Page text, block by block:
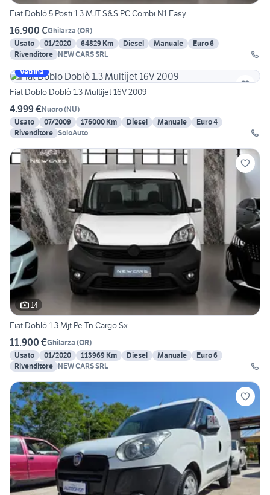
Fiat Doblò 5 Posti 1.3 MJT S&S PC Combi N1 Easy
16.900 €Ghilarza (OR)
Usato
01/2020 64829 Km Diesel Manuale
Euro 6
Rivenditore NEW CARS SRL
Vetrina
Fiat Doblo Doblò 1.3 Multijet 16V 2009
4.999 €Nuoro(NU)
Usato
07/2009 176000 Km Diesel Manuale
Euro 4
Rivenditore SoloAuto
14
Fiat Doblò 1.3 Mjt Pc-Tn Cargo Sx
11.900 €Ghilarza (OR)
Usato
01/2020 113969 Km Diesel Manuale
Euro 6
Rivenditore NEW CARS SRL